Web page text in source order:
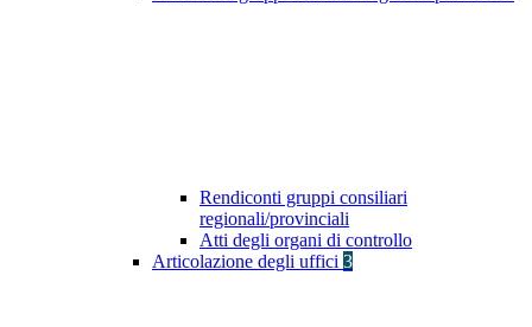
Rendiconti gruppi consiliari
regionali/provinciali
Atti degli organi di controllo
Articolazione degli uffici 3